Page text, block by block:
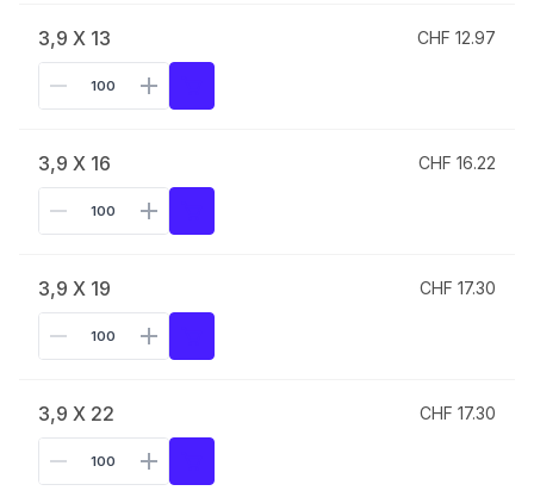
3,9 X 13 CHF 12.97
3,9 X 16 CHF 16.22
3,9 X 19 CHF 17.30
3,9 X 22 CHF 17.30